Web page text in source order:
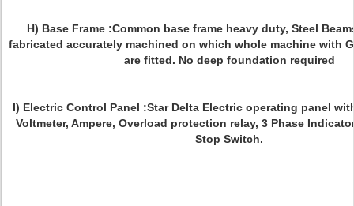
H) Base Frame :Common base frame heavy duty, Steel
fabricated accurately machined on which whole machine with
are fitted. No deep foundation required
I) Electric Control Panel :Star Delta Electric operating panel
Voltmeter, Ampere, Overload protection relay, 3 Phase
Stop Switch.